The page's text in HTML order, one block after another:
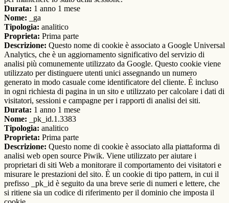
Durata: 1 anno 1 mese
Nome: _ga
Tipologia: analitico
Proprieta: Prima parte
Descrizione: Questo nome di cookie è associato a Google Universal
Analytics, che è un aggiornamento significativo del servizio di
analisi più comunemente utilizzato da Google. Questo cookie viene
utilizzato per distinguere utenti unici assegnando un numero
generato in modo casuale come identificatore del cliente. È incluso
in ogni richiesta di pagina in un sito e utilizzato per calcolare i dati di
visitatori, sessioni e campagne per i rapporti di analisi dei siti.
Durata: 1 anno 1 mese
Nome: _pk_id.1.3383
Tipologia: analitico
Proprieta: Prima parte
Descrizione: Questo nome di cookie è associato alla piattaforma di
analisi web open source Piwik. Viene utilizzato per aiutare i
proprietari di siti Web a monitorare il comportamento dei visitatori e
misurare le prestazioni del sito. È un cookie di tipo pattern, in cui il
prefisso _pk_id è seguito da una breve serie di numeri e lettere, che
si ritiene sia un codice di riferimento per il dominio che imposta il